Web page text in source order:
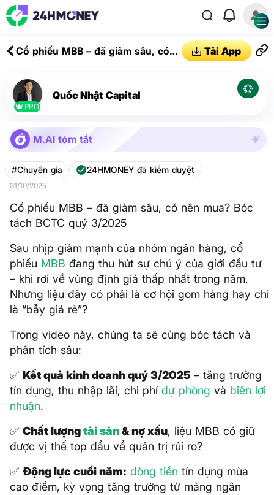
Cổ phiếu MBB – đã giảm sâu, có
3/2025
Tải App
PRO
Quốc Nhật Capital
M.AI tóm tắt
#Chuyên gia 24HMONEY đã kiểm duyệt
31/10/2025
Cổ phiếu MBB – đã giảm sâu, có nên mua? Bóc
tách BCTC quý 3/2025
Sau nhịp giảm mạnh của nhóm ngân hàng, cổ
phiếu MBB đang thu hút sự chú ý của giới đầu tư
– khi rơi về vùng định giá thấp nhất trong năm.
Nhưng liệu đây có phải là cơ hội gom hàng hay chỉ
là “bẫy giá rẻ”?
Trong video này, chúng ta sẽ cùng bóc tách và
phân tích sâu:
✅ Kết quả kinh doanh quý 3/2025 – tăng trưởng
tín dụng, thu nhập lãi, chi phí dự phòng và biên lợi
nhuận.
✅ Chất lượngtài sản& nợ xấu, liệu MBB có giữ
được vị thế top đầu về quản trị rủi ro?
✅ Động lực cuối năm: dòng tiền tín dụng mùa
cao điểm, kỳ vọng tăng trưởng từ mảng ngân